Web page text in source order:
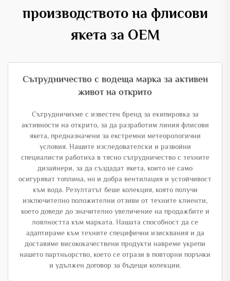
производството на флисови
якета за OEM
Сътрудничество с водеща марка за активен
живот на открито
Сътрудничихме с известен бренд за екипировка за
активности на открито, за да разработим линия флисови
якета, предназначени за екстремни метеорологични
условия. Нашите изследователски и развойни
специалисти работиха в тясно сътрудничество с техните
дизайнери, за да създадат якета, които не само
осигуряват топлина, но и добра вентилация и устойчивост
към вода. Резултатът беше колекция, която получи
изключително положителни отзиви от техните клиенти,
което доведе до значително увеличение на продажбите и
лоялността към марката. Нашата способност да се
адаптираме към техните специфични изисквания и да
доставяме висококачествени продукти навреме укрепи
нашето партньорство, което се отрази в повторни поръчки
и удължен договор за бъдещи колекции.